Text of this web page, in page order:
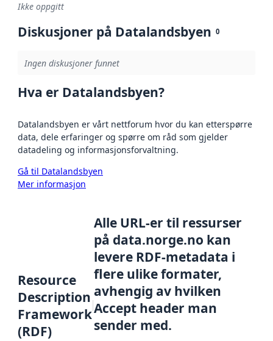
Ikke oppgitt
Diskusjoner på Datalandsbyen 0
Ingen diskusjoner funnet
Hva er Datalandsbyen?
Datalandsbyen er vårt nettforum hvor du kan etterspørre
data, dele erfaringer og spørre om råd som gjelder
datadeling og informasjonsforvaltning.
Gå til Datalandsbyen
Mer informasjon
Resource
Description
Framework
(RDF)
Alle URL-er til ressurser
på data.norge.no kan
levere RDF-metadata i
flere ulike formater,
avhengig av hvilken
Accept header man
sender med.